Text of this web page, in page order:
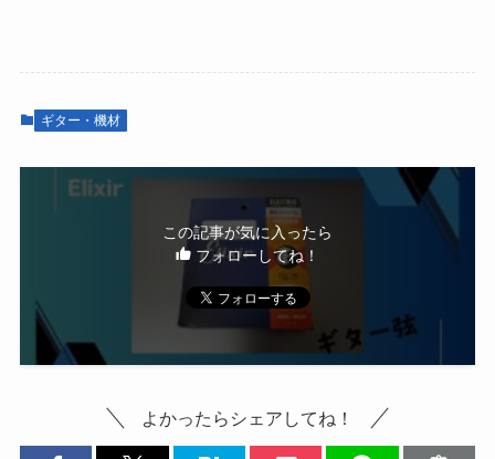
ギター・機材
この記事が気に入ったら
フォローしてね！
よかったらシェアしてね！